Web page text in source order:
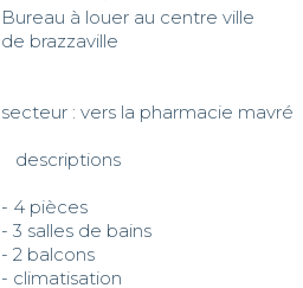
Bureau à louer au centre ville
de brazzaville
secteur : vers la pharmacie mavré
- 4 pièces
- 3 salles de bains
- 2 balcons
- climatisation